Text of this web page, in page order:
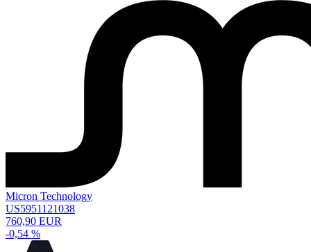
Micron Technology
US5951121038
760,90 EUR
-0,54 %